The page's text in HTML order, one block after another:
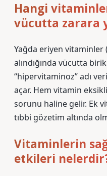
Hangi
vücutta zarara
Yağda eriyen vitaminler
alındığında vücutta
“hipervitaminoz” adı
açar. Hem vitamin
sorunu haline gelir. Ek
tıbbi gözetim altında
Vitaminlerin
etkileri